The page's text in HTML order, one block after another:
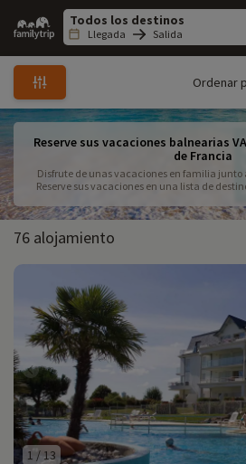
Family
trip
Llegada Salida
Ordenar
Reserve sus vacaciones balnearias
de Francia
Disfrute de unas vacaciones en familia junto
Reserve sus vacaciones en una lista de
de la playa para hacer las delicias
76 alojamiento
1 / 13